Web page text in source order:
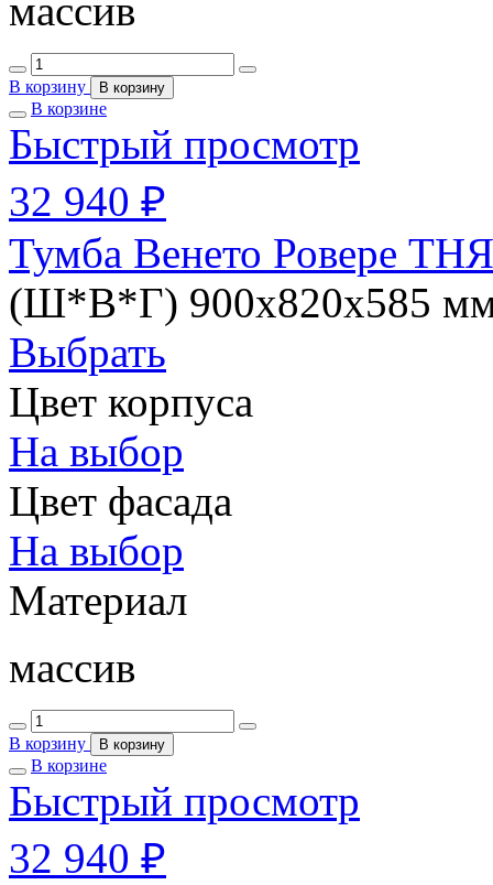
массив
В корзину В корзину
В корзине
Быстрый просмотр
32 940 ₽
Тумба Венето Ровере
(Ш*В*Г) 900х820х585
Выбрать
Цвет корпуса
На выбор
Цвет фасада
На выбор
Материал
массив
В корзину В корзину
В корзине
Быстрый просмотр
32 940 ₽